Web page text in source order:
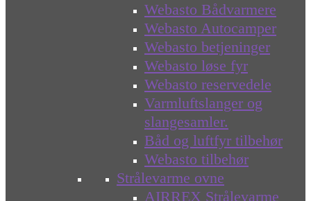
Webasto Bådvarmere
Webasto Autocamper
Webasto betjeninger
Webasto løse fyr
Webasto reservedele
Varmluftslanger og
slangesamler.
Båd og luftfyr tilbehør
Webasto tilbehør
Strålevarme ovne
AIRREX Strålevarme